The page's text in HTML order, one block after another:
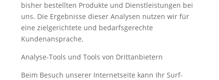
bisher bestellten Produkte und Dienstleistungen bei
uns. Die Ergebnisse dieser Analysen nutzen wir für
eine zielgerichtete und bedarfsgerechte
Kundenansprache.
Analyse-Tools und Tools von Drittanbietern
Beim Besuch unserer Internetseite kann Ihr Surf-